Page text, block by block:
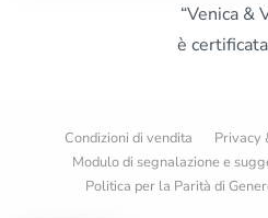
“Venica &
è
Condizioni di vendita Privacy
Modulo di segnalazione e
Politica per la Parità di